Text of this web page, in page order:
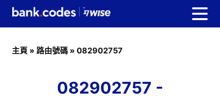
主頁 » 路由號碼 » 082902757
082902757 -